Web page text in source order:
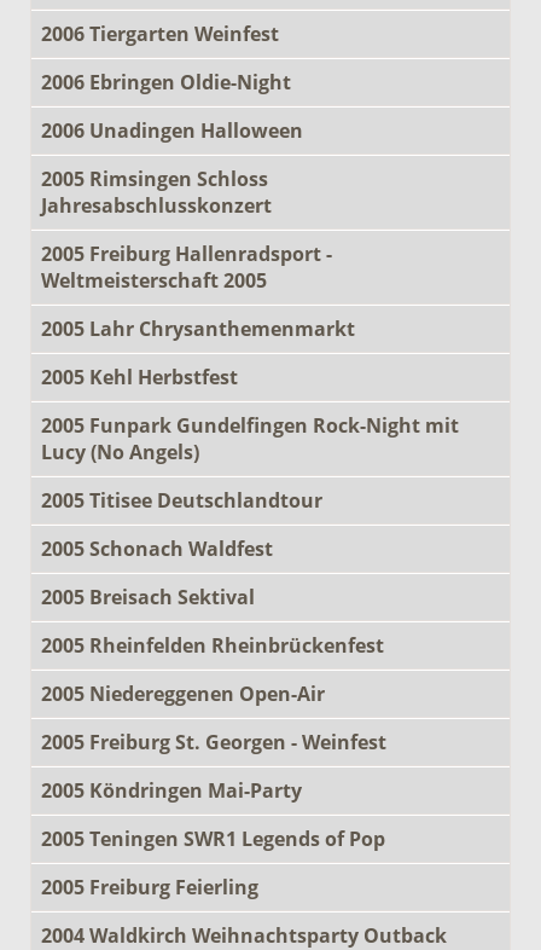
2006 Tiergarten Weinfest
2006 Ebringen Oldie-Night
2006 Unadingen Halloween
2005 Rimsingen Schloss
Jahresabschlusskonzert
2005 Freiburg Hallenradsport -
Weltmeisterschaft 2005
2005 Lahr Chrysanthemenmarkt
2005 Kehl Herbstfest
2005 Funpark Gundelfingen Rock-Night mit
Lucy (No Angels)
2005 Titisee Deutschlandtour
2005 Schonach Waldfest
2005 Breisach Sektival
2005 Rheinfelden Rheinbrückenfest
2005 Niedereggenen Open-Air
2005 Freiburg St. Georgen - Weinfest
2005 Köndringen Mai-Party
2005 Teningen SWR1 Legends of Pop
2005 Freiburg Feierling
2004 Waldkirch Weihnachtsparty Outback